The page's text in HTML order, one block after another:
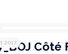
2017 Côté